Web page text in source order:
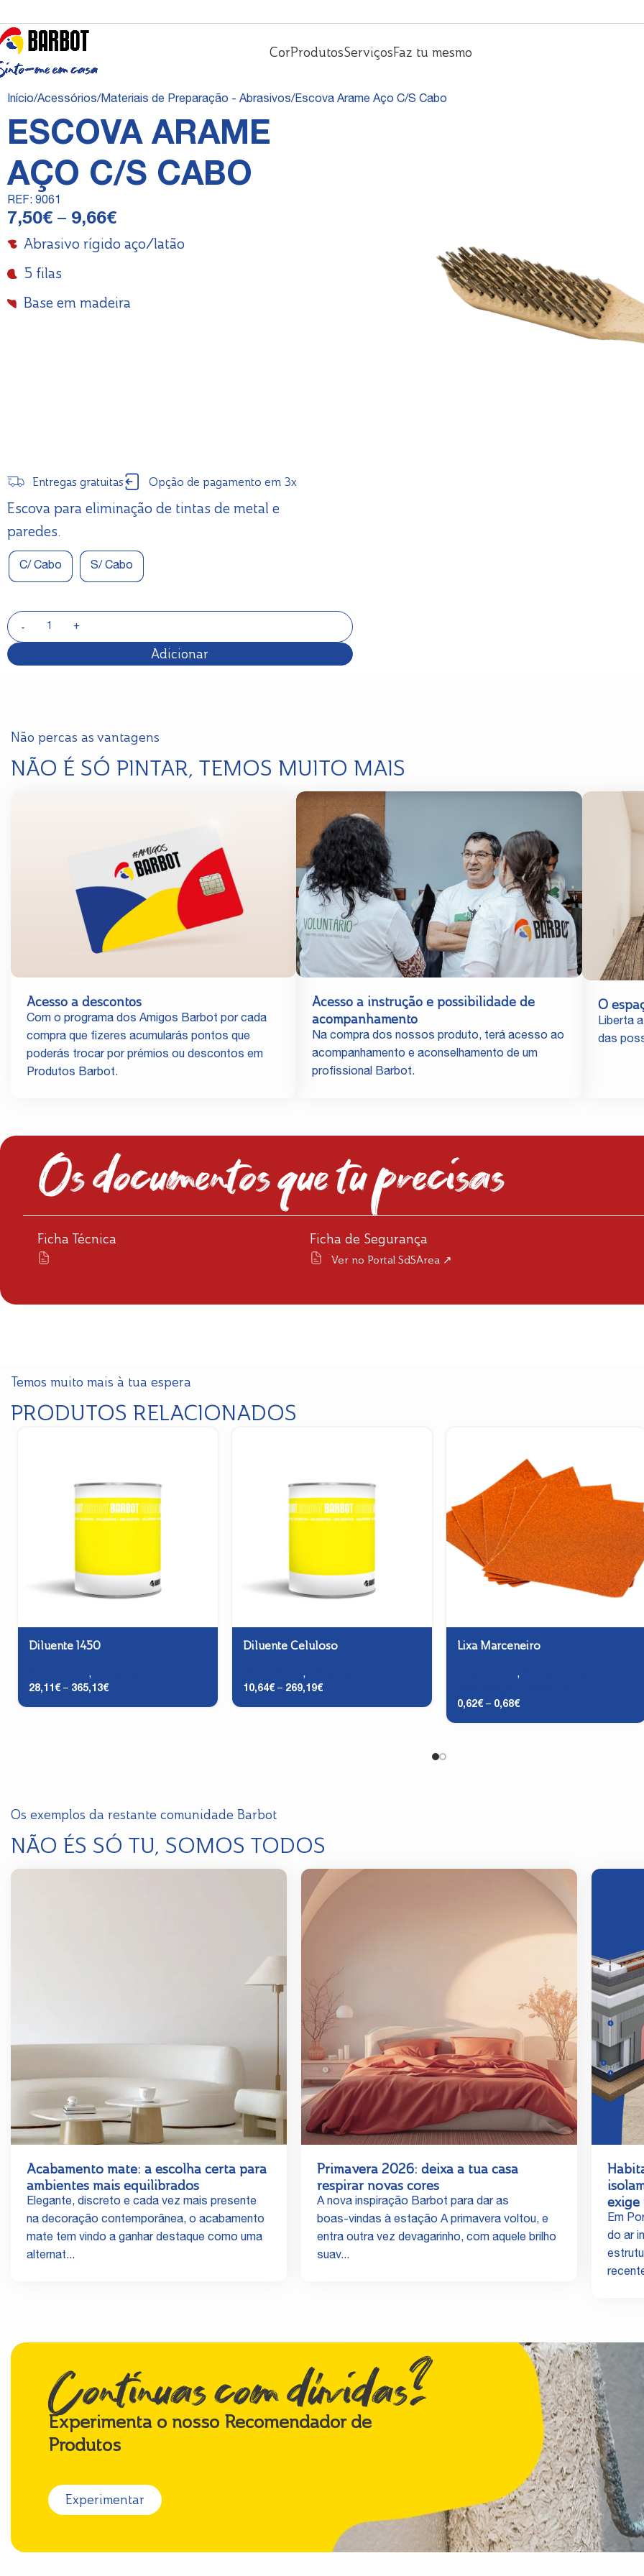
CorProdutosServiçosFaz tu mesmo
Início Acessórios Materiais de Preparação - Abrasivos Escova Arame Aço C/S Cabo
ESCOVA ARAME
AÇO C/S CABO
REF: 9061
7,50€ – 9,66€
Abrasivo rígido aço/latão
5 filas
Base em madeira
Entregas gratuitas Opção de pagamento em 3x
Escova para eliminação de tintas de metal e
paredes.
C/ Cabo S/ Cabo
Adicionar
Não percas as vantagens
NÃO É SÓ PINTAR, TEMOS MUITO MAIS
Acesso a descontos
Com o programa dos Amigos Barbot por cada
compra que fizeres acumularás pontos que
poderás trocar por prémios ou descontos em
Produtos Barbot.
Acesso a instrução e possibilidade de
acompanhamento
Na compra dos nossos produto, terá acesso ao
acompanhamento e aconselhamento de um
profissional Barbot.
O
Liberta
das
Os documentos que tu precisas
Ficha Técnica Ficha de Segurança
Ver no Portal SdSArea ↗
Temos muito mais à tua espera
PRODUTOS RELACIONADOS
Diluente 1450
,
28,11 € – 365,13€
Diluente Celuloso
,
10,64€ – 269,19€
Lixa Marceneiro
,
0,62€ – 0,68€
Os exemplos da restante comunidade Barbot
NÃO ÉS SÓ TU, SOMOS TODOS
Acabamento mate: a escolha certa para
ambientes mais equilibrados
Elegante, discreto e cada vez mais presente
na decoração contemporânea, o acabamento
mate tem vindo a ganhar destaque como uma
alternat...
Primavera 2026: deixa a tua casa
respirar novas cores
A nova inspiração Barbot para dar as
boas‑vindas à estação A primavera voltou, e
entra outra vez devagarinho, com aquele brilho
suav...
exige
Em
do ar
Continuas com dúvidas?
Experimenta o nosso Recomendador de
Produtos
Experimentar